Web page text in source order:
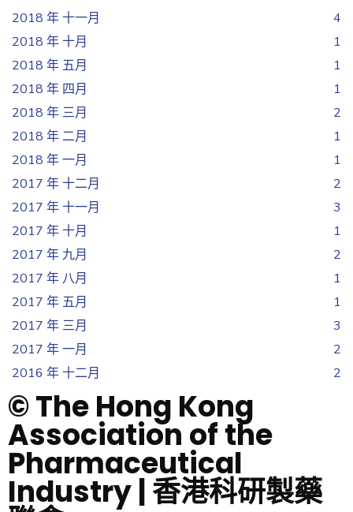
2018 年 十一月
4
2018 年 十月
1
2018 年 五月
1
2018 年 四月
1
2018 年 三月
2
2018 年 二月
1
2018 年 一月
1
2017 年 十二月
2
2017 年 十一月
3
2017 年 十月
1
2017 年 九月
2
2017 年 八月
1
2017 年 五月
1
2017 年 三月
3
2017 年 一月
2
2016 年 十二月
2
© The Hong Kong
Association of the
Pharmaceutical
Industry | 香港科研製藥